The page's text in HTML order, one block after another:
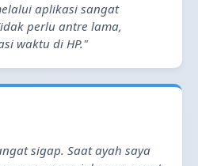
aplikasi sangat
perlu antre lama,
waktu di HP."
sigap. Saat ayah saya